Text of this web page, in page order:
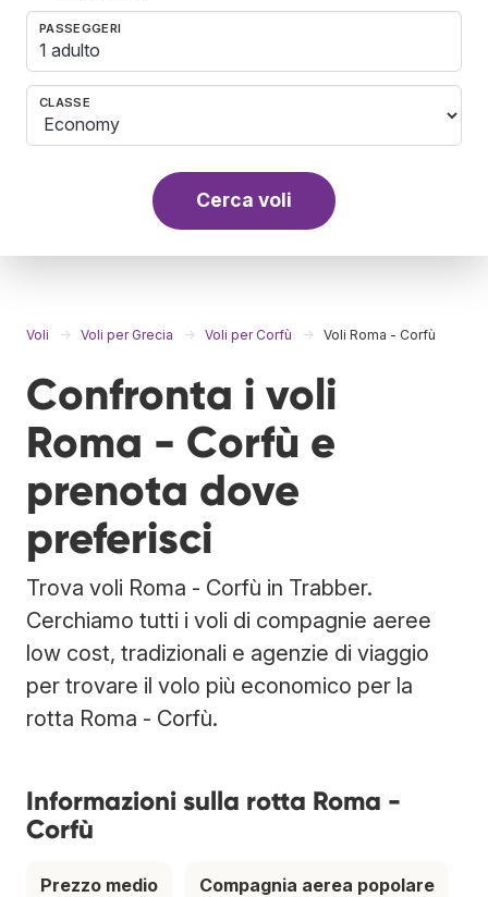
PASSEGGERI
1 adulto
CLASSE
Cerca voli
Voli Voli per Grecia Voli per Corfù Voli Roma - Corfù
Confronta i voli
Roma - Corfù e
prenota dove
preferisci
Trova voli Roma - Corfù in Trabber.
Cerchiamo tutti i voli di compagnie aeree
low cost, tradizionali e agenzie di viaggio
per trovare il volo più economico per la
rotta Roma - Corfù.
Informazioni sulla rotta Roma -
Corfù
Prezzo medio
Compagnia aerea popolare